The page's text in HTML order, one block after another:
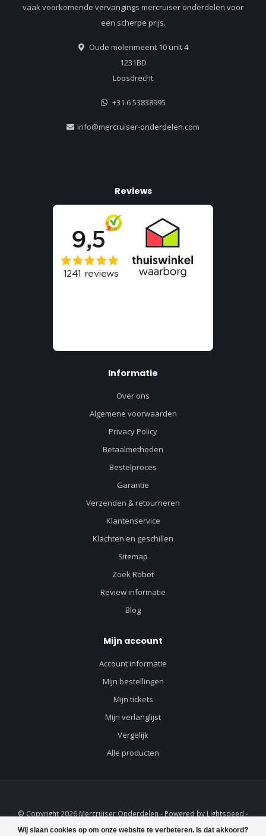
Wij slaan cookies op om onze website te verbeteren. Is dat akkoord?
vaak voorkomende vervangings mercruiser onderdelen voor
een scherpe prijs.
Oude molenmeent 10 unit 4
1231BD
Loosdrecht
+31 6 53838995
info@mercruiser-onderdelen.com
Reviews
Informatie
Over ons
Algemene voorwaarden
Privacy Policy
Betaalmethoden
Bestelproces
Garantie
Verzenden & retourneren
Klantenservice
Klachten en geschillen
Sitemap
Zoek Robot
Review informatie
Blog
Mijn account
Account informatie
Mijn bestellingen
Mijn tickets
Mijn verlanglijst
Vergelijk
Alle producten
© Copyright 2026 Mercruiser Onderdelen - Powered by Lightspeed -
Lightspeed designbyDyvelopment